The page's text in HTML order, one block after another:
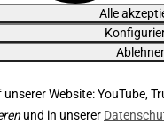
Alle
Website:
und in unserer